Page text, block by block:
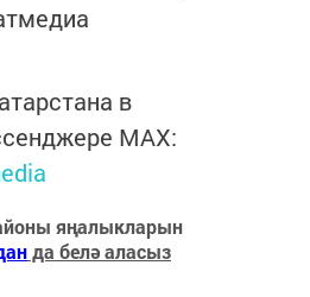
в
MАХ:
яңалыкларын
да белә аласыз